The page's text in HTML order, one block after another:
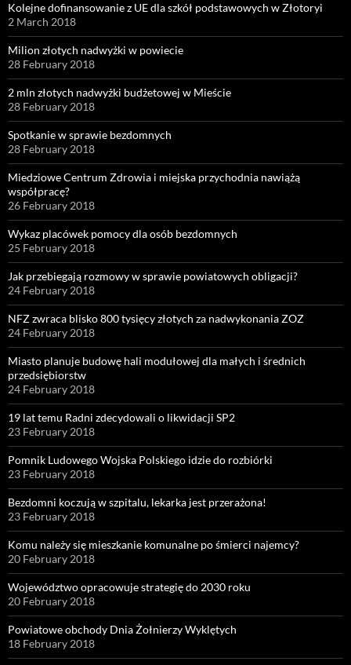
Kolejne dofinansowanie z UE dla szkół podstawowych w Złotoryi
2 March 2018
Milion złotych nadwyżki w powiecie
28 February 2018
2 mln złotych nadwyżki budżetowej w Mieście
28 February 2018
Spotkanie w sprawie bezdomnych
28 February 2018
Miedziowe Centrum Zdrowia i miejska przychodnia nawiążą
współpracę?
26 February 2018
Wykaz placówek pomocy dla osób bezdomnych
25 February 2018
Jak przebiegają rozmowy w sprawie powiatowych obligacji?
24 February 2018
NFZ zwraca blisko 800 tysięcy złotych za nadwykonania ZOZ
24 February 2018
Miasto planuje budowę hali modułowej dla małych i średnich
przedsiębiorstw
24 February 2018
19 lat temu Radni zdecydowali o likwidacji SP2
23 February 2018
Pomnik Ludowego Wojska Polskiego idzie do rozbiórki
23 February 2018
Bezdomni koczują w szpitalu, lekarka jest przerażona!
23 February 2018
Komu należy się mieszkanie komunalne po śmierci najemcy?
20 February 2018
Województwo opracowuje strategię do 2030 roku
20 February 2018
Powiatowe obchody Dnia Żołnierzy Wyklętych
18 February 2018